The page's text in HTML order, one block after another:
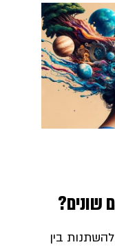
שונים?
בין